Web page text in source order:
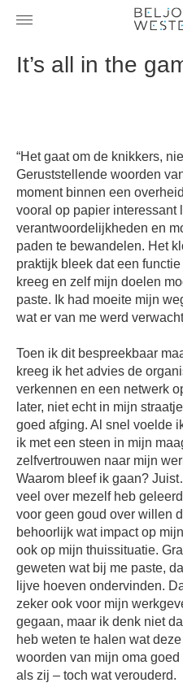
It’s all in the
“Het gaat om de knikkers,
Geruststellende woorden
moment binnen een
vooral op papier interessant
verantwoordelijkheden en
paden te bewandelen. Het
praktijk bleek dat een
kreeg en zelf mijn doelen
paste. Ik had moeite mijn
wat er van me werd
Toen ik dit bespreekbaar
kreeg ik het advies de
verkennen en een netwerk
later, niet echt in mijn
goed afging. Al snel voelde
ik met een steen in mijn
zelfvertrouwen naar mijn
Waarom bleef ik gaan?
veel over mezelf heb
voor geen goud over willen
behoorlijk wat impact op
ook op mijn thuissituatie.
geweten wat bij me paste,
lijve hoeven ondervinden.
zeker ook voor mijn
gegaan, maar ik denk niet
heb weten te halen wat
woorden van mijn oma
als zij – toch wat verouderd.